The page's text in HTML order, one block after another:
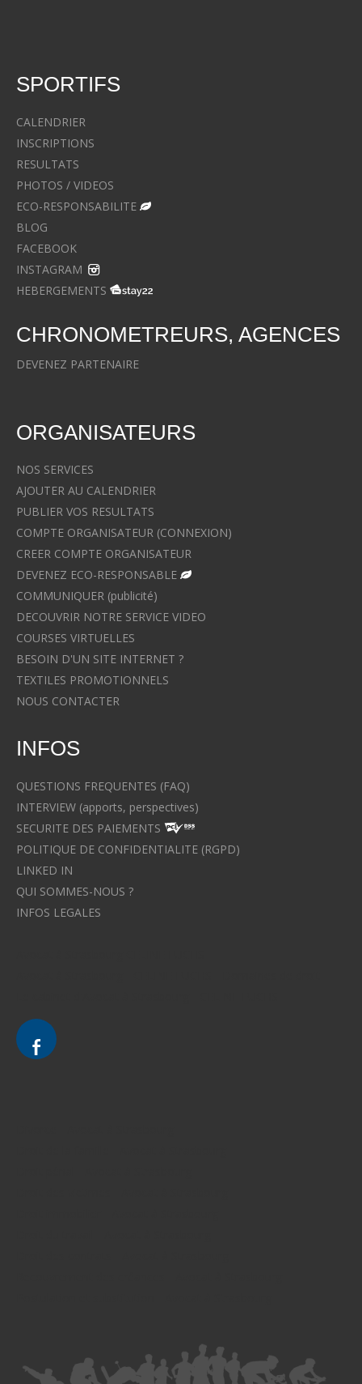
SPORTIFS
CALENDRIER
INSCRIPTIONS
RESULTATS
PHOTOS / VIDEOS
ECO-RESPONSABILITE
BLOG
FACEBOOK
INSTAGRAM
HEBERGEMENTS
CHRONOMETREURS, AGENCES
DEVENEZ PARTENAIRE
ORGANISATEURS
NOS SERVICES
AJOUTER AU CALENDRIER
PUBLIER VOS RESULTATS
COMPTE ORGANISATEUR (CONNEXION)
CREER COMPTE ORGANISATEUR
DEVENEZ ECO-RESPONSABLE
COMMUNIQUER (publicité)
DECOUVRIR NOTRE SERVICE VIDEO
COURSES VIRTUELLES
BESOIN D'UN SITE INTERNET ?
TEXTILES PROMOTIONNELS
NOUS CONTACTER
INFOS
QUESTIONS FREQUENTES (FAQ)
INTERVIEW (apports, perspectives)
SECURITE DES PAIEMENTS
POLITIQUE DE CONFIDENTIALITE (RGPD)
LINKED IN
QUI SOMMES-NOUS ?
INFOS LEGALES